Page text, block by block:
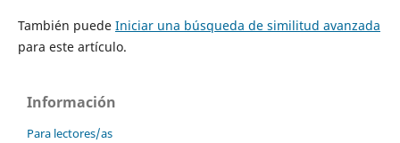
También puede Iniciar una búsqueda de similitud avanzada
para este artículo.
Información
Para lectores/as